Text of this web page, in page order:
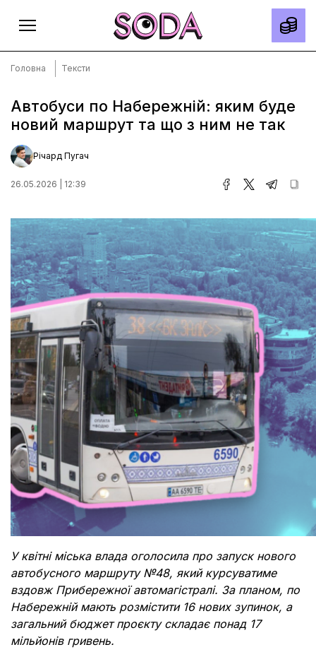
Головна
Тексти
Спецпроєкти
Місто
Про нас
Редакційна політика
Правила використання матеріалів
Документи
Головна Тексти
Автобуси по Набережній: яким буде
новий маршрут та що з ним не так
Річард Пугач
26.05.2026 | 12:39
У квітні міська влада оголосила про запуск нового
автобусного маршруту №48, який курсуватиме
вздовж Прибережної автомагістралі. За планом, по
Набережній мають розмістити 16 нових зупинок, а
загальний бюджет проєкту складає понад 17
мільйонів гривень.